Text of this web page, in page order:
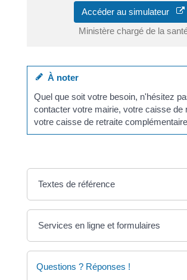
Accéder au simulateur
Ministère chargé de la
À noter
Quel que soit votre besoin, n'hésitez
contacter votre mairie, votre caisse de
votre caisse de retraite
Textes de référence
Services en ligne et formulaires
Questions ? Réponses !